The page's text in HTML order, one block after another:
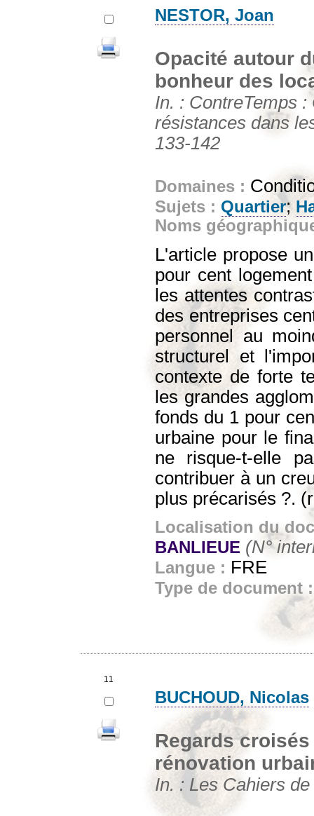
NESTOR, Joan
Opacité autour
bonheur des
In. : ContreTemps
résistances dans
133-142
Domaines :
Sujets : Quartier;
Noms
L'article propose
pour cent
les attentes
des entreprises
personnel au
structurel et
contexte de forte
les grandes
fonds du 1 pour
urbaine pour le
ne risque-t-elle
contribuer à un
plus précarisés ?.
Localisation du
BANLIEUE (N°
Langue : FRE
Type de document
11
BUCHOUD, Nicolas
Regards
rénovation
In. : Les Cahiers